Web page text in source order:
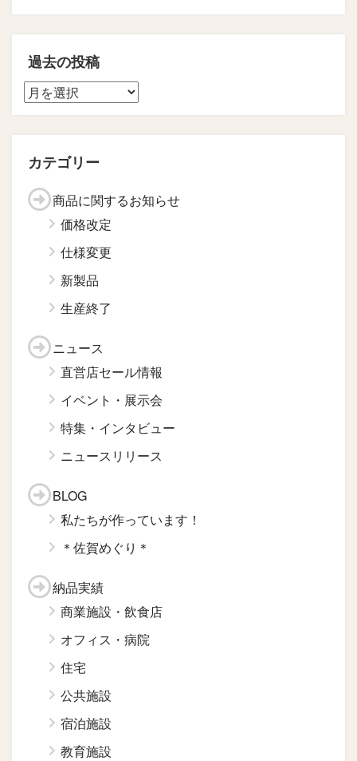
過去の投稿
カテゴリー
商品に関するお知らせ
価格改定
仕様変更
新製品
生産終了
ニュース
直営店セール情報
イベント・展示会
特集・インタビュー
ニュースリリース
BLOG
私たちが作っています！
＊佐賀めぐり＊
納品実績
商業施設・飲食店
オフィス・病院
住宅
公共施設
宿泊施設
教育施設